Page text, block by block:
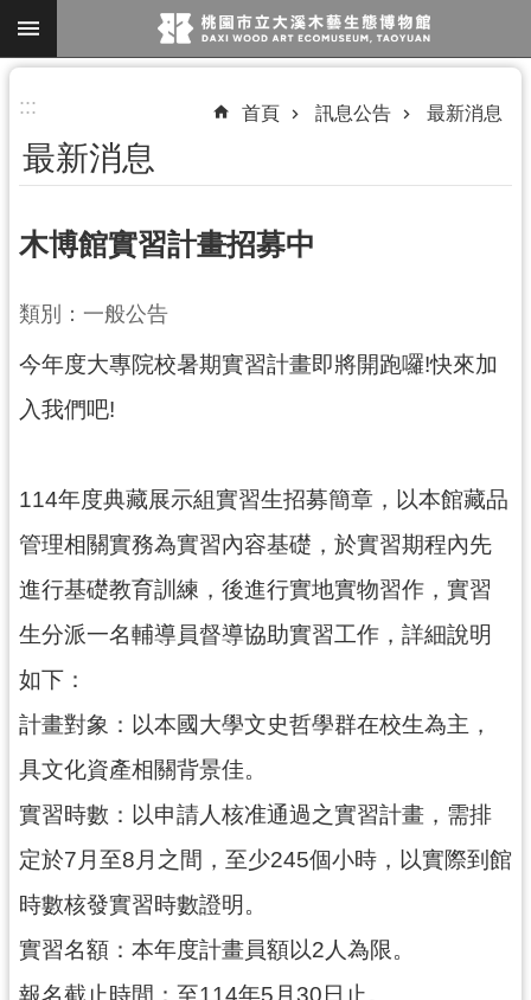
跳到主要內容區塊
搜
尋
參
資
訊
民
服
務
活
動
研
究
學
資
源
認
識
::: 首頁 訊息公告 最新消息
最新消息
木博館實習計畫招募中
類別：一般公告
今年度大專院校暑期實習計畫即將開跑囉!快來加
入我們吧!
114年度典藏展示組實習生招募簡章，以本館藏品
管理相關實務為實習內容基礎，於實習期程內先
進行基礎教育訓練，後進行實地實物習作，實習
生分派一名輔導員督導協助實習工作，詳細說明
如下：
計畫對象：以本國大學文史哲學群在校生為主，
具文化資產相關背景佳。
實習時數：以申請人核准通過之實習計畫，需排
定於7月至8月之間，至少245個小時，以實際到館
時數核發實習時數證明。
實習名額：本年度計畫員額以2人為限。
報名截止時間：至114年5月30日止。